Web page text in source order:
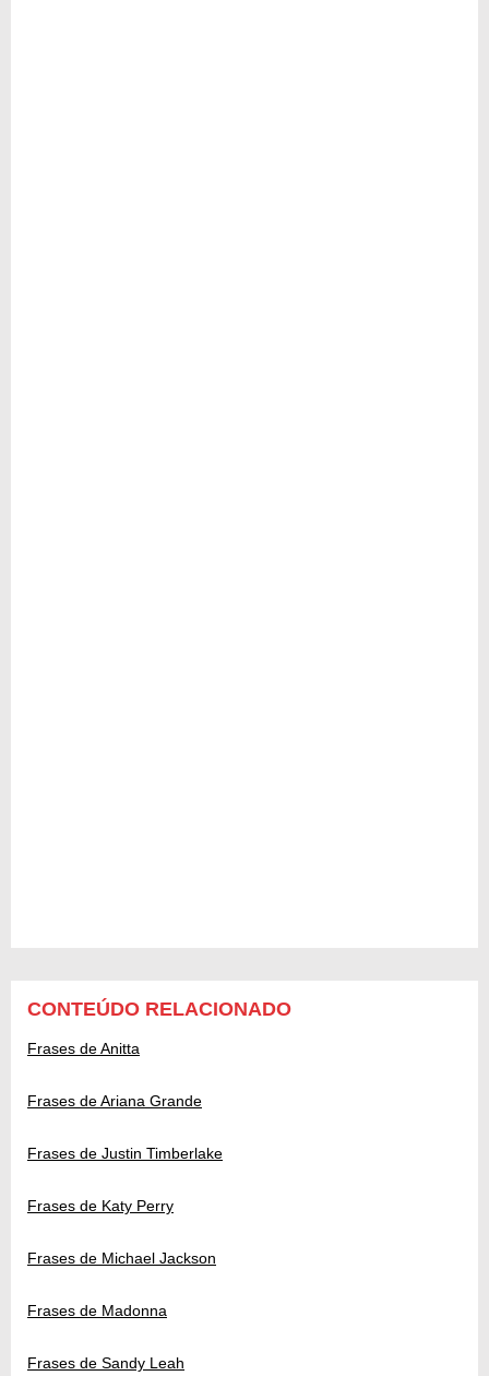
CONTEÚDO RELACIONADO
Frases de Anitta
Frases de Ariana Grande
Frases de Justin Timberlake
Frases de Katy Perry
Frases de Michael Jackson
Frases de Madonna
Frases de Sandy Leah